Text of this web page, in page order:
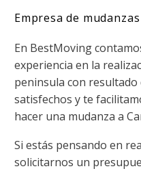
Empresa de
En BestMoving
experiencia en la
peninsula con resultado
satisfechos y te
hacer una mudanza a
Si estás pensando en
solicitarnos un